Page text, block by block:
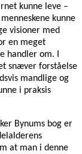
kunne leve –
kunne
visioner med
en meget
handler om. I
snæver forståelse
mandlige og
i praksis
Bynums bog er
at man i denne